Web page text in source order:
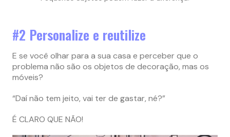
#2 Personalize e reutilize
E se você olhar para a sua casa e perceber que o
problema não são os objetos de decoração, mas os
móveis?
“Daí não tem jeito, vai ter de gastar, né?”
É CLARO QUE NÃO!